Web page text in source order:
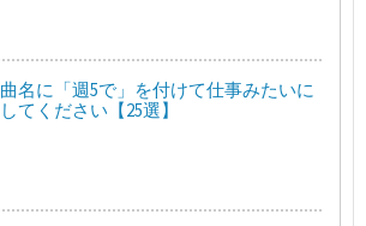
曲名に「週5で」を付けて仕事みたいに
してください【25選】